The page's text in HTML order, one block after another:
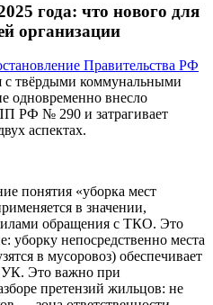
года: что нового для
организации
Правительства РФ
твёрдыми коммунальными
одновременно внесло
РФ № 290 и затрагивает
аспектах.
понятия «уборка мест
в значении,
обращения с ТКО. Это
уборку непосредственно места
в мусоровоз) обеспечивает
УК. Это важно при
претензий жильцов: не